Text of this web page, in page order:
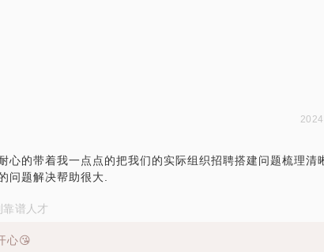
心的带着我一点点的把我们的实际组织招聘搭建问题梳理清
问题解决帮助很大.
谱人才
心😘